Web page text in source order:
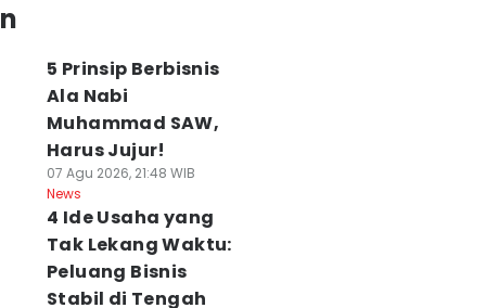
Barantin:
Bisa
Pemain
Nomor 1
Agu 2026, 10:44 WIB
Basri Kajang
Dicecar 48
Pertanyaan di
Polda Sulsel
08 Agu 2026, 09:07 WIB
News
5 Prinsip Berbisnis
Ala Nabi
Muhammad SAW,
Harus Jujur!
07 Agu 2026, 21:48 WIB
News
4 Ide Usaha yang
Tak Lekang Waktu:
Peluang Bisnis
Stabil di Tengah